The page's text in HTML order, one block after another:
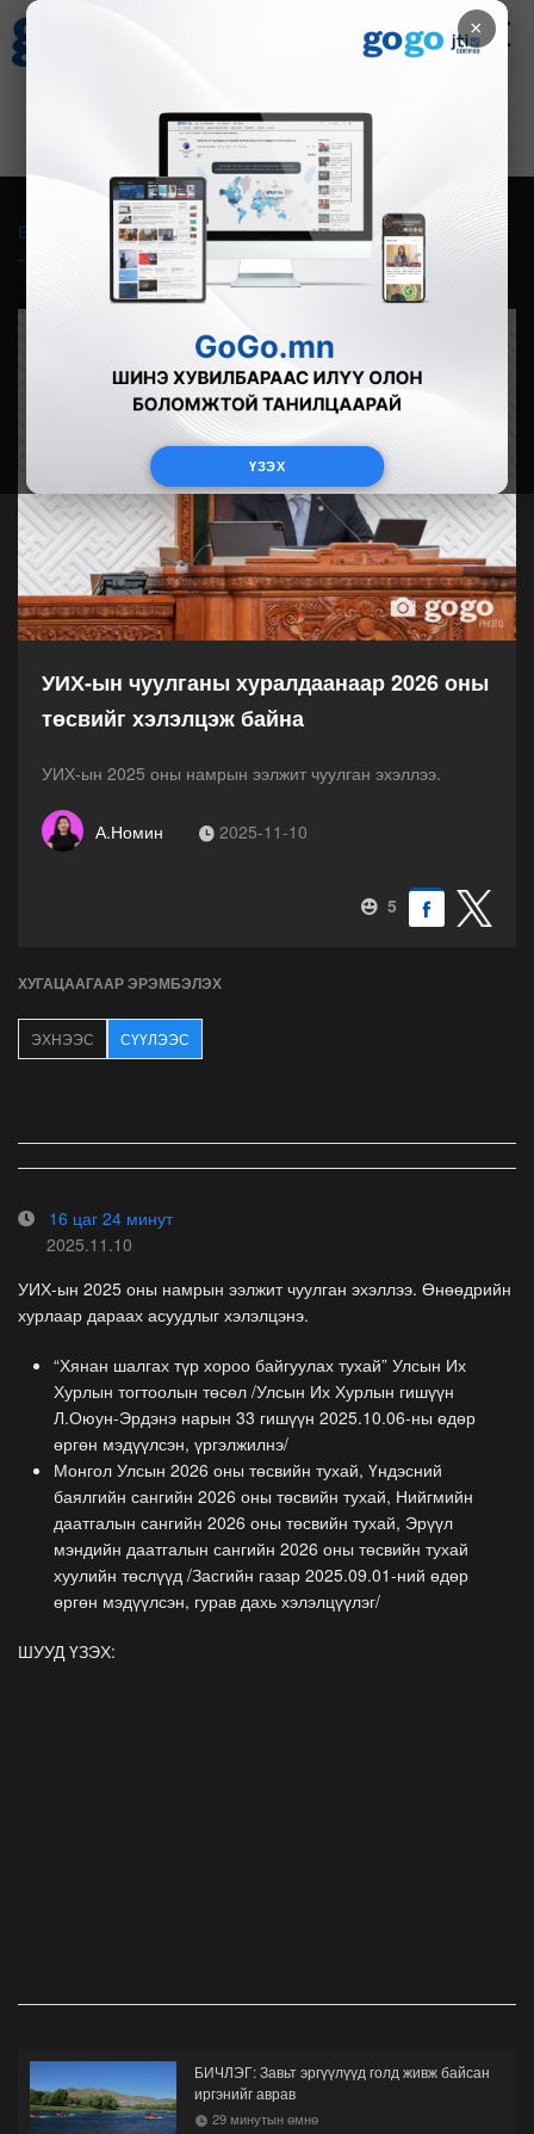
×
ҮЗЭХ
Зурхай
8.06
Бүгд Фото Видео Зурган өгүүлэмж
УИХ-ын чуулганы хуралдаанаар 2026 оны
төсвийг хэлэлцэж байна
УИХ-ын 2025 оны намрын ээлжит чуулган эхэллээ.
А.Номин 2025-11-10
5
ХУГАЦААГААР ЭРЭМБЭЛЭХ
ЭХНЭЭС СҮҮЛЭЭС
16 цаг 24 минут
2025.11.10
УИХ-ын 2025 оны намрын ээлжит чуулган эхэллээ. Өнөөдрийн
хурлаар дараах асуудлыг хэлэлцэнэ.
“Хянан шалгах түр хороо байгуулах тухай” Улсын Их
Хурлын тогтоолын төсөл /Улсын Их Хурлын гишүүн
Л.Оюун-Эрдэнэ нарын 33 гишүүн 2025.10.06-ны өдөр
өргөн мэдүүлсэн, үргэлжилнэ/
Монгол Улсын 2026 оны төсвийн тухай, Үндэсний
баялгийн сангийн 2026 оны төсвийн тухай, Нийгмийн
даатгалын сангийн 2026 оны төсвийн тухай, Эрүүл
мэндийн даатгалын сангийн 2026 оны төсвийн тухай
хуулийн төслүүд /Засгийн газар 2025.09.01-ний өдөр
өргөн мэдүүлсэн, гурав дахь хэлэлцүүлэг/
ШУУД ҮЗЭХ:
БИЧЛЭГ: Завьт эргүүлүүд голд живж байсан
иргэнийг аврав
29 минутын өмнө